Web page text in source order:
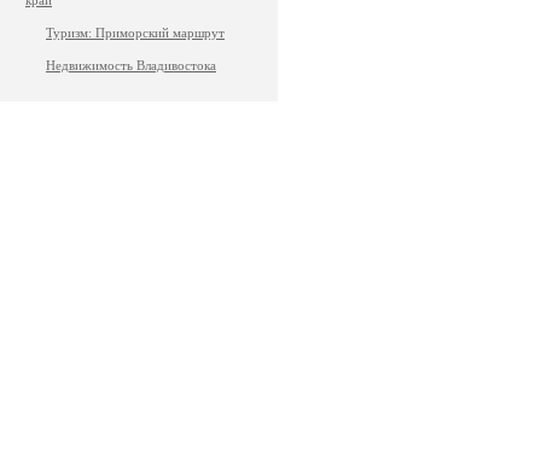
Туризм: Приморский маршрут
Недвижимость Владивостока